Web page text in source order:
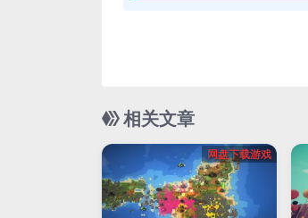
相关文章
网盘下载游戏